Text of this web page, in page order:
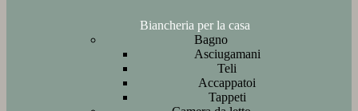
Biancheria per la casa
Bagno
Asciugamani
Teli
Accappatoi
Tappeti